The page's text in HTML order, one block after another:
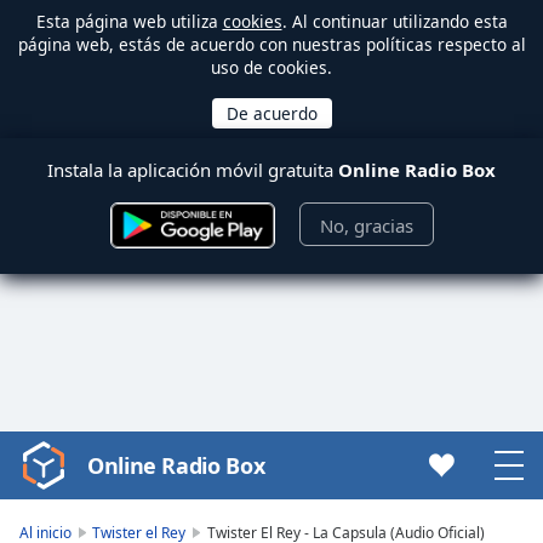
Esta página web utiliza cookies. Al continuar utilizando esta
página web, estás de acuerdo con nuestras políticas respecto al
uso de cookies.
Instala la aplicación móvil gratuita Online Radio Box
No, gracias
Video
Player
Online Radio Box
Al inicio Twister el Rey Twister El Rey - La Capsula (Audio Oficial)